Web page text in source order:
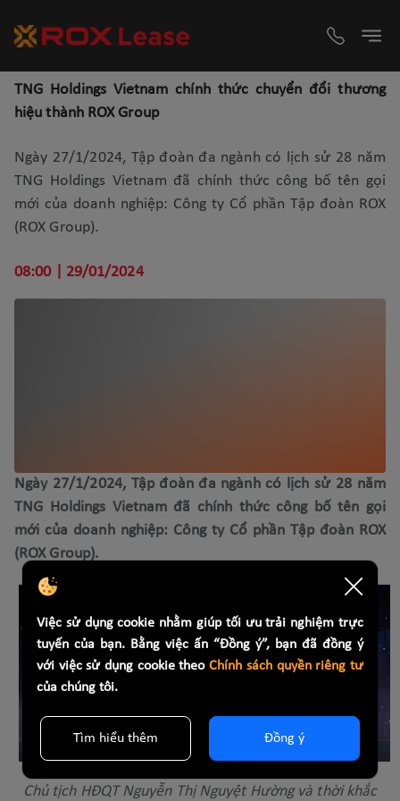
TNG Holdings Vietnam chính thức chuyển đổi thương
hiệu thành ROX Group
Ngày 27/1/2024, Tập đoàn đa ngành có lịch sử 28 năm
TNG Holdings Vietnam đã chính thức công bố tên gọi
mới của doanh nghiệp: Công ty Cổ phần Tập đoàn ROX
(ROX Group).
08:00 | 29/01/2024
Ngày 27/1/2024, Tập đoàn đa ngành có lịch sử 28 năm
TNG Holdings Vietnam đã chính thức công bố tên gọi
mới của doanh nghiệp: Công ty Cổ phần Tập đoàn ROX
(ROX Group).
Chủ tịch HĐQT Nguyễn Thị Nguyệt Hường và thời khắc
Việc sử dụng cookie nhằm giúp tối ưu trải nghiệm trực
tuyến của bạn. Bằng việc ấn “Đồng ý”, bạn đã đồng ý
với việc sử dụng cookie theoChính sách quyền riêng tư
của chúng tôi.
Tìm hiểu thêm Đồng ý